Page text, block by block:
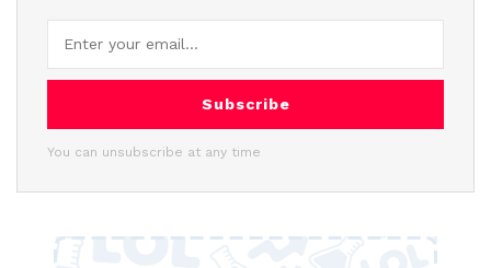
Subscribe
You can unsubscribe at any time